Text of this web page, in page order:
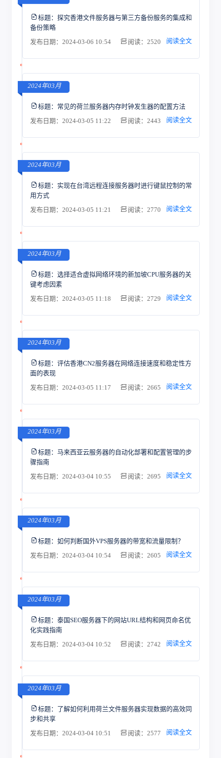
标题： 探究香港文件服务器与第三方备份服务的集成和
备份策略
发布日期：2024-03-06 10:54
阅读：2520 阅读全文
2024年03月
标题： 常见的荷兰服务器内存时钟发生器的配置方法
发布日期：2024-03-05 11:22
阅读：2443 阅读全文
2024年03月
标题： 实现在台湾远程连接服务器时进行键鼠控制的常
用方式
发布日期：2024-03-05 11:21
阅读：2770 阅读全文
2024年03月
标题： 选择适合虚拟网络环境的新加坡CPU服务器的关
键考虑因素
发布日期：2024-03-05 11:18
阅读：2729 阅读全文
2024年03月
标题： 评估香港CN2服务器在网络连接速度和稳定性方
面的表现
发布日期：2024-03-05 11:17
阅读：2665 阅读全文
2024年03月
标题： 马来西亚云服务器的自动化部署和配置管理的步
骤指南
发布日期：2024-03-04 10:55
阅读：2695 阅读全文
2024年03月
标题： 如何判断国外VPS服务器的带宽和流量限制？
发布日期：2024-03-04 10:54
阅读：2605 阅读全文
2024年03月
标题： 泰国SEO服务器下的网站URL结构和网页命名优
化实践指南
发布日期：2024-03-04 10:52
阅读：2742 阅读全文
2024年03月
标题： 了解如何利用荷兰文件服务器实现数据的高效同
步和共享
发布日期：2024-03-04 10:51
阅读：2577 阅读全文